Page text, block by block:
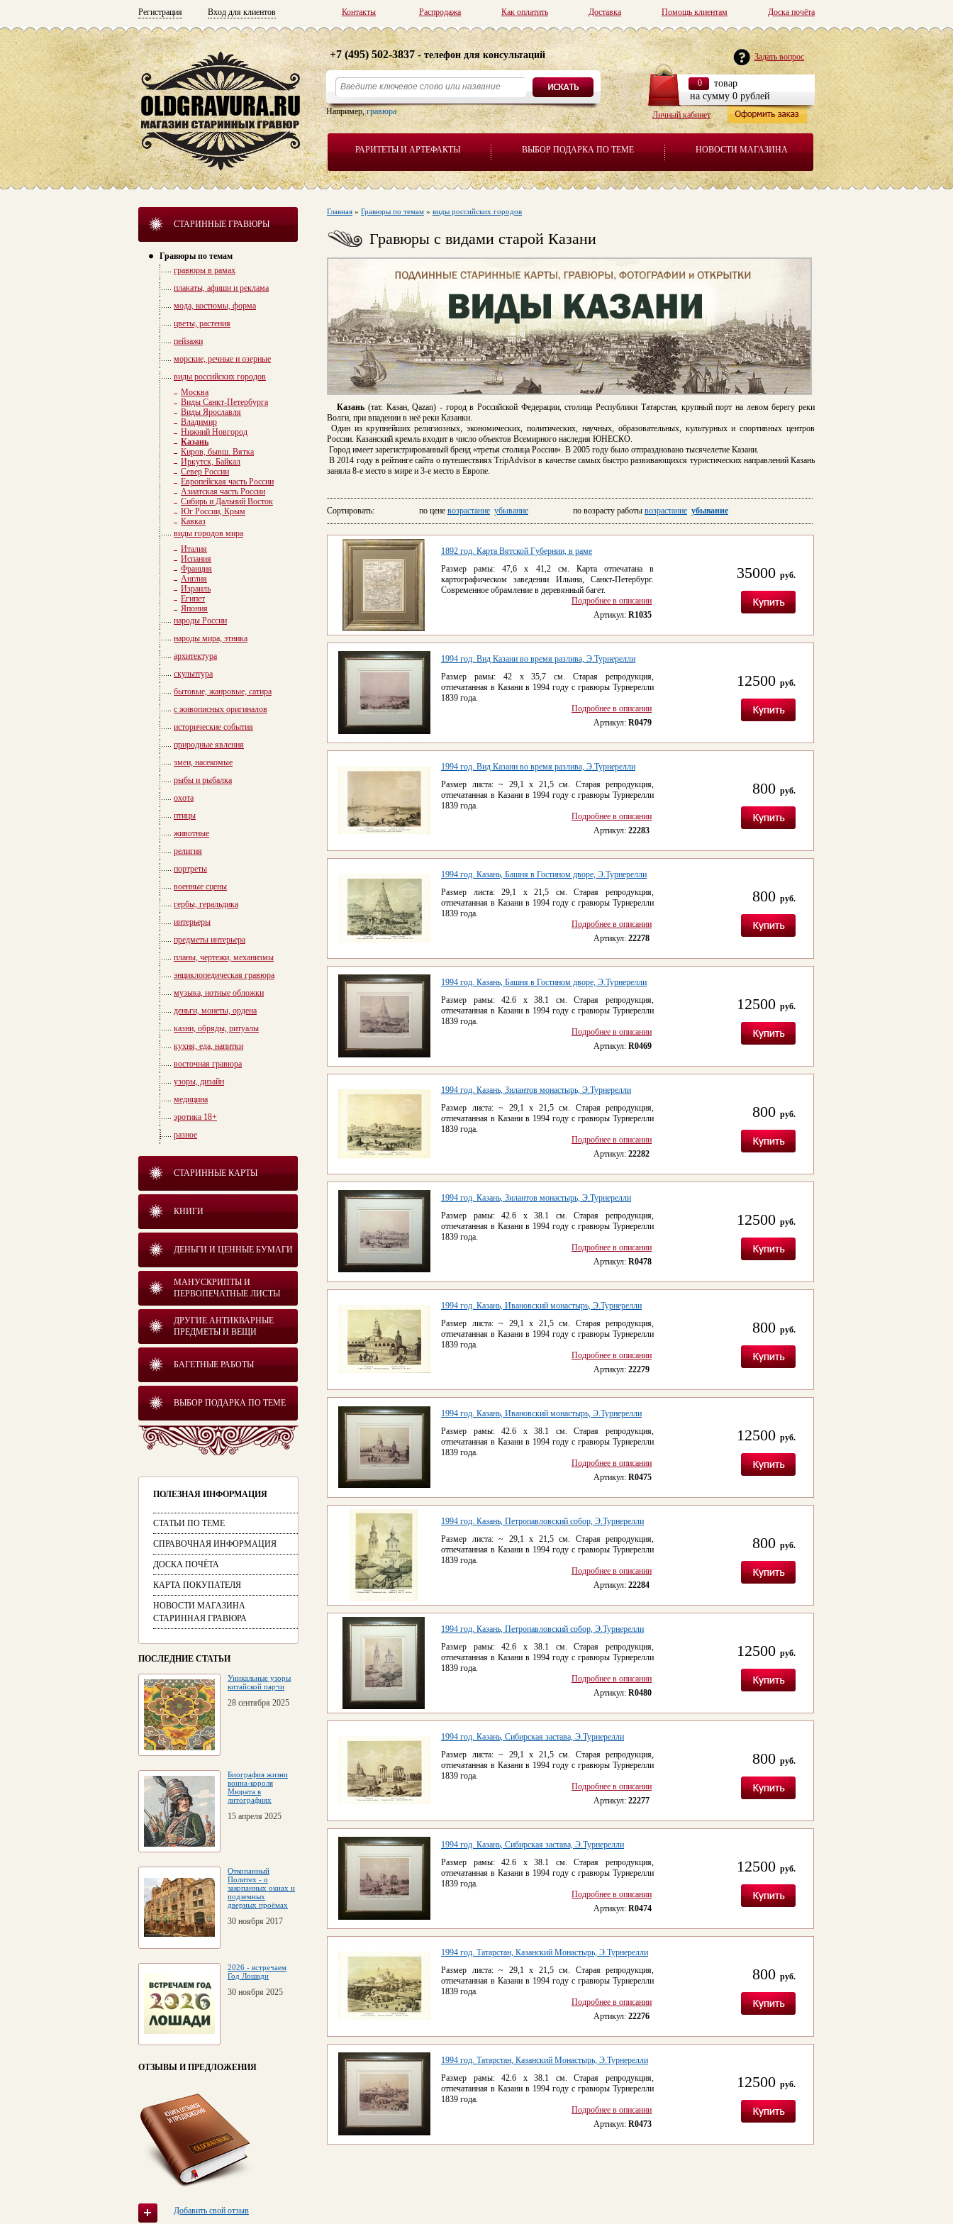
Регистрация Вход для клиентов Доска почёта
Помощь клиентам
Доставка
Как оплатить
Распродажа
Контакты
РАРИТЕТЫ И АРТЕФАКТЫ ВЫБОР ПОДАРКА ПО ТЕМЕ НОВОСТИ МАГАЗИНА
Личный кабинет
+7 (495) 502-3837- телефон для консультаций Задать вопрос
Например, гравюра
0
товар
на сумму 0 рублей
СТАРИННЫЕ ГРАВЮРЫ
Гравюры по темам
гравюры в рамах
плакаты, афиши и реклама
мода, костюмы, форма
цветы, растения
пейзажи
морские, речные и озерные
виды российских городов
Москва
Виды Санкт-Петербурга
Виды Ярославля
Владимир
Нижний Новгород
Казань
Киров, бывш. Вятка
Иркутск, Байкал
Север России
Европейская часть России
Азиатская часть России
Сибирь и Дальний Восток
Юг России, Крым
Кавказ
виды городов мира
Италия
Испания
Франция
Англия
Израиль
Египет
Япония
народы России
народы мира, этника
архитектура
скульптура
бытовые, жанровые, сатира
с живописных оригиналов
исторические события
природные явления
змеи, насекомые
рыбы и рыбалка
охота
птицы
животные
религия
портреты
военные сцены
гербы, геральдика
интерьеры
предметы интерьера
планы, чертежи, механизмы
энциклопедическая гравюра
музыка, нотные обложки
деньги, монеты, ордена
казни, обряды, ритуалы
кухня, еда, напитки
восточная гравюра
узоры, дизайн
медицина
эротика 18+
разное
СТАРИННЫЕ КАРТЫ
КНИГИ
ДЕНЬГИ И ЦЕННЫЕ БУМАГИ
МАНУСКРИПТЫ И
ПЕРВОПЕЧАТНЫЕ ЛИСТЫ
ДРУГИЕ АНТИКВАРНЫЕ
ПРЕДМЕТЫ И ВЕЩИ
БАГЕТНЫЕ РАБОТЫ
ВЫБОР ПОДАРКА ПО ТЕМЕ
ПОЛЕЗНАЯ ИНФОРМАЦИЯ
СТАТЬИ ПО ТЕМЕ
СПРАВОЧНАЯ ИНФОРМАЦИЯ
ДОСКА ПОЧЁТА
КАРТА ПОКУПАТЕЛЯ
НОВОСТИ МАГАЗИНА
СТАРИННАЯ ГРАВЮРА
ПОСЛЕДНИЕ СТАТЬИ
Уникальные узоры
китайской парчи
28 сентября 2025
Биография жизни
воина-короля
Мюрата в
литографиях
15 апреля 2025
Откопанный
Политех - о
закопанных окнах и
подземных
дверных проёмах
30 ноября 2017
2026 - встречаем
Год Лошади
30 ноября 2025
ОТЗЫВЫ И ПРЕДЛОЖЕНИЯ
Добавить свой отзыв
Главная » Гравюры по темам » виды российских городов
Гравюры с видами старой Казани
Казань (тат. Казан, Qazan) - город в Российской Федерации, столица Республики Татарстан, крупный порт на левом берегу реки
Волги, при впадении в неё реки Казанки.
Один из крупнейших религиозных, экономических, политических, научных, образовательных, культурных и спортивных центров
России. Казанский кремль входит в число объектов Всемирного наследия ЮНЕСКО.
Город имеет зарегистрированный бренд «третья столица России». В 2005 году было отпраздновано тысячелетие Казани.
В 2014 году в рейтинге сайта о путешествиях TripAdvisor в качестве самых быстро развивающихся туристических направлений Казань
заняла 8-е место в мире и 3-е место в Европе.
Сортировать: по цене возрастание убывание по возрасту работы возрастание убывание
1892 год. Карта Вятской Губернии, в раме
Размер рамы: 47,6 х 41,2 см. Карта отпечатана в
картографическом заведении Ильина, Санкт-Петербург.
Современное обрамление в деревянный багет.
Подробнее в описании
35000 руб.
Артикул: R1035
1994 год. Вид Казани во время разлива, Э.Турнерелли
Размер рамы: 42 х 35,7 см. Старая репродукция,
отпечатанная в Казани в 1994 году с гравюры Турнерелли
1839 года.
Подробнее в описании
12500 руб.
Артикул: R0479
1994 год. Вид Казани во время разлива, Э.Турнерелли
Размер листа: ~ 29,1 х 21,5 см. Старая репродукция,
отпечатанная в Казани в 1994 году с гравюры Турнерелли
1839 года.
Подробнее в описании
800 руб.
Артикул: 22283
1994 год. Казань, Башня в Гостином дворе, Э.Турнерелли
Размер листа: 29,1 х 21,5 см. Старая репродукция,
отпечатанная в Казани в 1994 году с гравюры Турнерелли
1839 года.
Подробнее в описании
800 руб.
Артикул: 22278
1994 год. Казань, Башня в Гостином дворе, Э.Турнерелли
Размер рамы: 42.6 х 38.1 см. Старая репродукция,
отпечатанная в Казани в 1994 году с гравюры Турнерелли
1839 года.
Подробнее в описании
12500 руб.
Артикул: R0469
1994 год. Казань, Зилантов монастырь, Э.Турнерелли
Размер листа: ~ 29,1 х 21,5 см. Старая репродукция,
отпечатанная в Казани в 1994 году с гравюры Турнерелли
1839 года.
Подробнее в описании
800 руб.
Артикул: 22282
1994 год. Казань, Зилантов монастырь, Э.Турнерелли
Размер рамы: 42.6 х 38.1 см. Старая репродукция,
отпечатанная в Казани в 1994 году с гравюры Турнерелли
1839 года.
Подробнее в описании
12500 руб.
Артикул: R0478
1994 год. Казань, Ивановский монастырь, Э.Турнерелли
Размер листа: ~ 29,1 х 21,5 см. Старая репродукция,
отпечатанная в Казани в 1994 году с гравюры Турнерелли
1839 года.
Подробнее в описании
800 руб.
Артикул: 22279
1994 год. Казань, Ивановский монастырь, Э.Турнерелли
Размер рамы: 42.6 х 38.1 см. Старая репродукция,
отпечатанная в Казани в 1994 году с гравюры Турнерелли
1839 года.
Подробнее в описании
12500 руб.
Артикул: R0475
1994 год. Казань, Петропавловский собор, Э.Турнерелли
Размер листа: ~ 29,1 х 21,5 см. Старая репродукция,
отпечатанная в Казани в 1994 году с гравюры Турнерелли
1839 года.
Подробнее в описании
800 руб.
Артикул: 22284
1994 год. Казань, Петропавловский собор, Э.Турнерелли
Размер рамы: 42.6 х 38.1 см. Старая репродукция,
отпечатанная в Казани в 1994 году с гравюры Турнерелли
1839 года.
Подробнее в описании
12500 руб.
Артикул: R0480
1994 год. Казань, Сибирская застава, Э.Турнерелли
Размер листа: ~ 29,1 х 21,5 см. Старая репродукция,
отпечатанная в Казани в 1994 году с гравюры Турнерелли
1839 года.
Подробнее в описании
800 руб.
Артикул: 22277
1994 год. Казань, Сибирская застава, Э.Турнерелли
Размер рамы: 42.6 х 38.1 см. Старая репродукция,
отпечатанная в Казани в 1994 году с гравюры Турнерелли
1839 года.
Подробнее в описании
12500 руб.
Артикул: R0474
1994 год. Татарстан, Казанский Монастырь, Э.Турнерелли
Размер листа: ~ 29,1 х 21,5 см. Старая репродукция,
отпечатанная в Казани в 1994 году с гравюры Турнерелли
1839 года.
Подробнее в описании
800 руб.
Артикул: 22276
1994 год. Татарстан, Казанский Монастырь, Э.Турнерелли
Размер рамы: 42.6 х 38.1 см. Старая репродукция,
отпечатанная в Казани в 1994 году с гравюры Турнерелли
1839 года.
Подробнее в описании
12500 руб.
Артикул: R0473